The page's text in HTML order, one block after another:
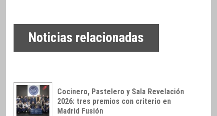
Noticias relacionadas
Cocinero, Pastelero y Sala Revelación
2026: tres premios con criterio en
Madrid Fusión